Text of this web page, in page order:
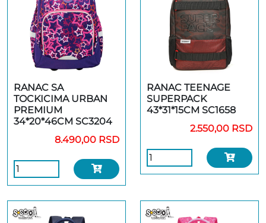
RANAC SA
TOCKICIMA URBAN
PREMIUM
34*20*46CM SC3204
8.490,00 RSD
RANAC TEENAGE
SUPERPACK
43*31*15CM SC1658
2.550,00 RSD